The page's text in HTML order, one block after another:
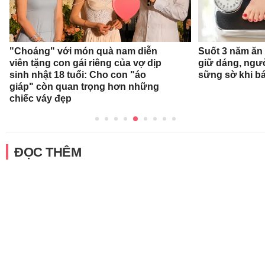
"Choáng" với món quà nam diễn
viên tặng con gái riêng của vợ dịp
sinh nhật 18 tuổi: Cho con "áo
giáp" còn quan trọng hơn những
chiếc váy đẹp
Suốt 3 năm
giữ dáng,
sững sờ khi
ĐỌC THÊM